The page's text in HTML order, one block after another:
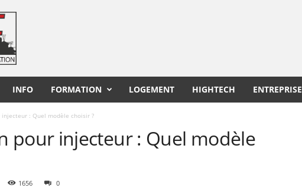
INFO FORMATION LOGEMENT HIGHTECH ENTREPRISE
: Quel modèle choisir ?
pour injecteur : Quel modèle
1656 0